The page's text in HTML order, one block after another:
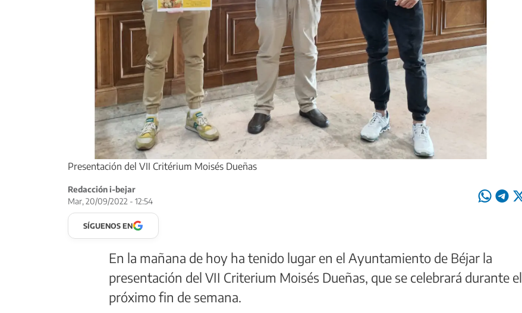
Presentación del VII Critérium Moisés Dueñas
Redacción i-bejar
Mar, 20/09/2022 - 12:54
SÍGUENOS EN
En la mañana de hoy ha tenido lugar en el Ayuntamiento de Béjar la
presentación del VII Criterium Moisés Dueñas, que se celebrará durante el
próximo fin de semana.